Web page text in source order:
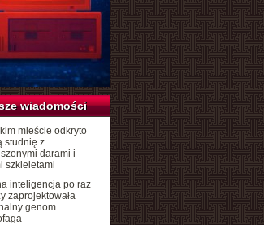
wiadomości
mieście odkryto
studnię z
darami i
szkieletami
inteligencja po raz
zaprojektowała
genom